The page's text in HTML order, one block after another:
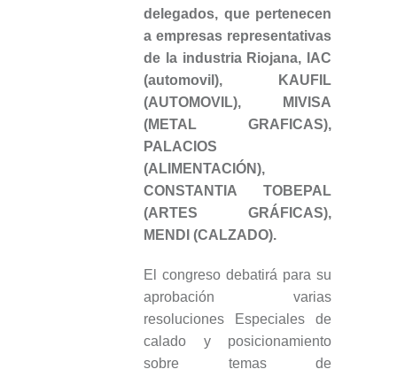
delegados, que pertenecen
a empresas representativas
de la industria Riojana,
IAC
(automovil), KAUFIL
(AUTOMOVIL), MIVISA
(METAL GRAFICAS),
PALACIOS
(ALIMENTACIÓN),
CONSTANTIA TOBEPAL
(ARTES GRÁFICAS),
MENDI (CALZADO).
El congreso debatirá para su
aprobación varias
resoluciones Especiales de
calado y posicionamiento
sobre temas de